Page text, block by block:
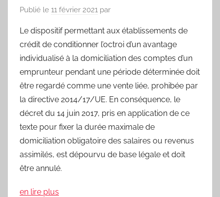
Publié le 11 février 2021 par
Le dispositif permettant aux établissements de
crédit de conditionner l’octroi d’un avantage
individualisé à la domiciliation des comptes d’un
emprunteur pendant une période déterminée doit
être regardé comme une vente liée, prohibée par
la directive 2014/17/UE. En conséquence, le
décret du 14 juin 2017, pris en application de ce
texte pour fixer la durée maximale de
domiciliation obligatoire des salaires ou revenus
assimilés, est dépourvu de base légale et doit
être annulé.
en lire plus